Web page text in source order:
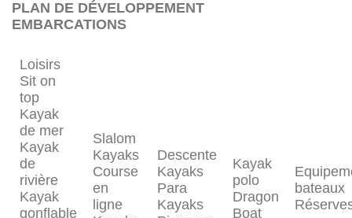
PLAN DE DÉVELOPPEMENT
EMBARCATIONS
Loisirs
Sit on
top
Kayak
de mer
Kayak
de
rivière
Kayak
gonflable
Slalom
Kayaks
Course
en
ligne
Descente
Kayaks
Para
Kayaks
Kayak
polo
Dragon
Boat
bateaux